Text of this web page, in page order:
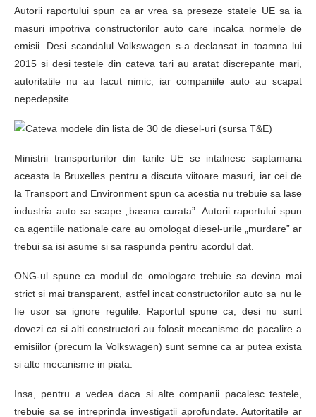
Autorii raportului spun ca ar vrea sa preseze statele UE sa ia
masuri impotriva constructorilor auto care incalca normele de
emisii. Desi scandalul Volkswagen s-a declansat in toamna lui
2015 si desi testele din cateva tari au aratat discrepante mari,
autoritatile nu au facut nimic, iar companiile auto au scapat
nepedepsite.
Ministrii transporturilor din tarile UE se intalnesc saptamana
aceasta la Bruxelles pentru a discuta viitoare masuri, iar cei de
la Transport and Environment spun ca acestia nu trebuie sa lase
industria auto sa scape „basma curata”. Autorii raportului spun
ca agentiile nationale care au omologat diesel-urile „murdare” ar
trebui sa isi asume si sa raspunda pentru acordul dat.
ONG-ul spune ca modul de omologare trebuie sa devina mai
strict si mai transparent, astfel incat constructorilor auto sa nu le
fie usor sa ignore regulile. Raportul spune ca, desi nu sunt
dovezi ca si alti constructori au folosit mecanisme de pacalire a
emisiilor (precum la Volkswagen) sunt semne ca ar putea exista
si alte mecanisme in piata.
Insa, pentru a vedea daca si alte companii pacalesc testele,
trebuie sa se intreprinda investigatii aprofundate. Autoritatile ar